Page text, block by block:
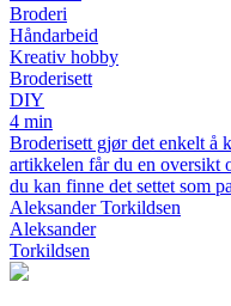
Broderi
Håndarbeid
Kreativ hobby
Broderisett
DIY
4 min
Broderisett gjør det enkelt å
artikkelen får du en oversikt
du kan finne det settet som
Aleksander Torkildsen
Aleksander
Torkildsen